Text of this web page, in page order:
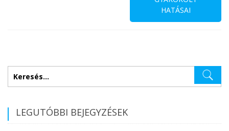
HATÁSAI
LEGUTÓBBI BEJEGYZÉSEK